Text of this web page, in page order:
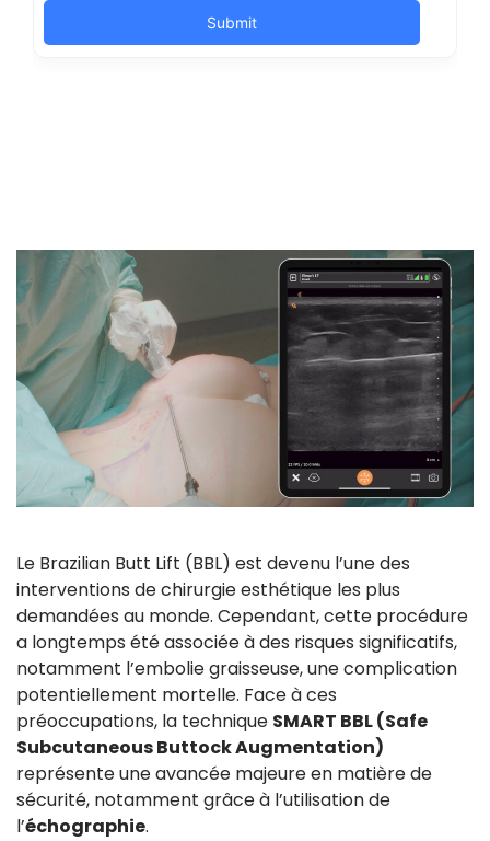
Le Brazilian Butt Lift (BBL) est devenu l’une des
interventions de chirurgie esthétique les plus
demandées au monde. Cependant, cette procédure
a longtemps été associée à des risques significatifs,
notamment l’embolie graisseuse, une complication
potentiellement mortelle. Face à ces
préoccupations, la technique SMART BBL (Safe
Subcutaneous Buttock Augmentation)
représente une avancée majeure en matière de
sécurité, notamment grâce à l’utilisation de
l’échographie.